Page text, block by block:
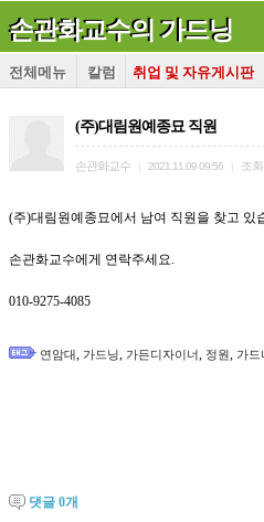
손관화교수의 가드닝
전체메뉴 칼럼 취업 및 자유게시판
(주)대림원예종묘 직원
손관화교수 2021.11.09 09:56 조회
(주)대림원예종묘에서 남여 직원을 찾고 있
손관화교수에게 연락주세요.
010-9275-4085
연암대, 가드닝, 가든디자이너, 정원, 가드
댓글 0개